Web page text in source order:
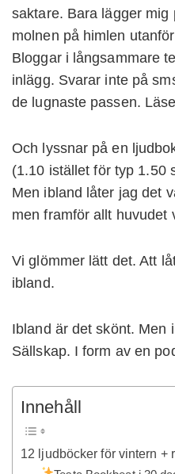
saktare. Bara lägger
molnen på himlen
Bloggar i långsammare
inlägg. Svarar inte på
de lugnaste passen.
Och lyssnar på en
(1.10 istället för typ 1.50
Men ibland låter jag det
men framför allt huvudet
Vi glömmer lätt det. Att
ibland.
Ibland är det skönt. Men
Sällskap. I form av en
Innehåll
12 ljudböcker för vintern +